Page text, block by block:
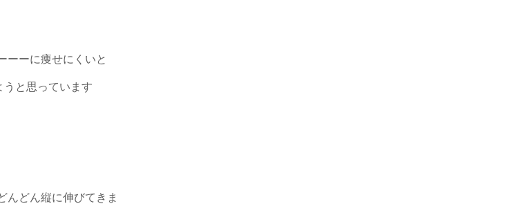
ーに痩せにくいと
と思っています
どん縦に伸びてきま